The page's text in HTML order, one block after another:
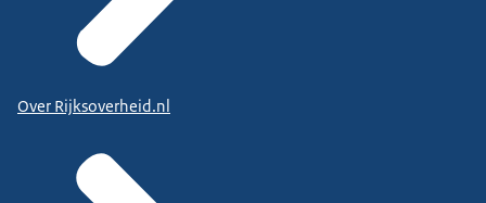
Over Rijksoverheid.nl